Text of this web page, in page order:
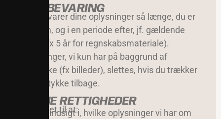
6. OPBEVARING
Vi opbevarer dine oplysninger så længe, du er
medlem, og i en periode efter, jf. gældende
regler (fx 5 år for regnskabsmateriale).
Oplysninger, vi kun har på baggrund af
samtykke (fx billeder), slettes, hvis du trækker
dit samtykke tilbage.
7. DINE RETTIGHEDER
Du har ret til at:
Få indsigt i, hvilke oplysninger vi har om